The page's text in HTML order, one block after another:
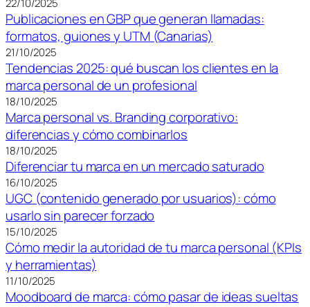
Publicaciones en GBP que generan llamadas:
formatos, guiones y UTM (Canarias)
21/10/2025
Tendencias 2025: qué buscan los clientes en la
marca personal de un profesional
18/10/2025
Marca personal vs. Branding corporativo:
diferencias y cómo combinarlos
18/10/2025
Diferenciar tu marca en un mercado saturado
16/10/2025
UGC (contenido generado por usuarios): cómo
usarlo sin parecer forzado
15/10/2025
Cómo medir la autoridad de tu marca personal (KPIs
y herramientas)
11/10/2025
Moodboard de marca: cómo pasar de ideas sueltas